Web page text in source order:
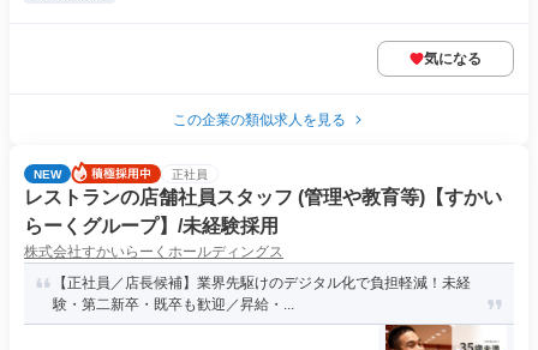
気になる
この企業の類似求人を見る
NEW 正社員
レストランの店舗社員スタッフ (管理や教育等)【すかい
らーくグループ】/未経験採用
株式会社すかいらーくホールディングス
【正社員／店長候補】業界先駆けのデジタル化で負担軽減！未経
験・第二新卒・既卒も歓迎／昇給・...